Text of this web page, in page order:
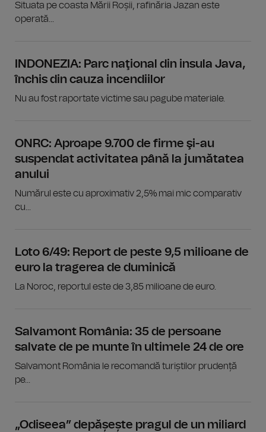
Situata pe coasta Mării Roșii, rafinăria Jazan este
operată...
INDONEZIA: Parc naţional din insula Java,
închis din cauza incendiilor
Nu au fost raportate victime sau pagube materiale.
ONRC: Aproape 9.700 de firme şi-au
suspendat activitatea până la jumătatea
anului
Numărul este cu aproximativ 2,5% mai mic comparativ
cu...
Loto 6/49: Report de peste 9,5 milioane de
euro la tragerea de duminică
La Noroc, reportul este de 3,85 milioane de euro.
Salvamont România: 35 de persoane
salvate de pe munte în ultimele 24 de ore
Salvamont România le recomandă turiștilor prudență
pe...
„Odiseea” depășește pragul de un miliard